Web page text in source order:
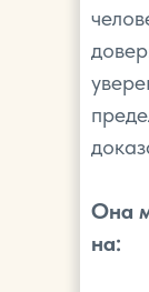
Она
на: